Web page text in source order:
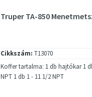
Truper TA-850
Cikkszám: T13070
Koffer tartalma: 1 db hajtókar 1
NPT 1 db 1 - 11 1/2 NPT